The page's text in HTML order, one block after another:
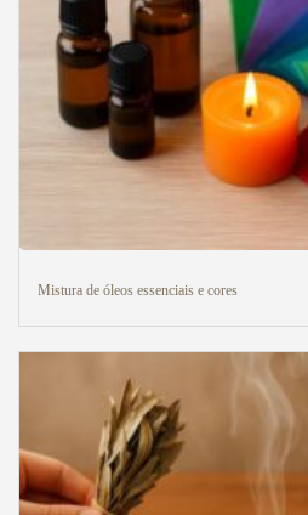
Mistura de óleos essenciais e cores